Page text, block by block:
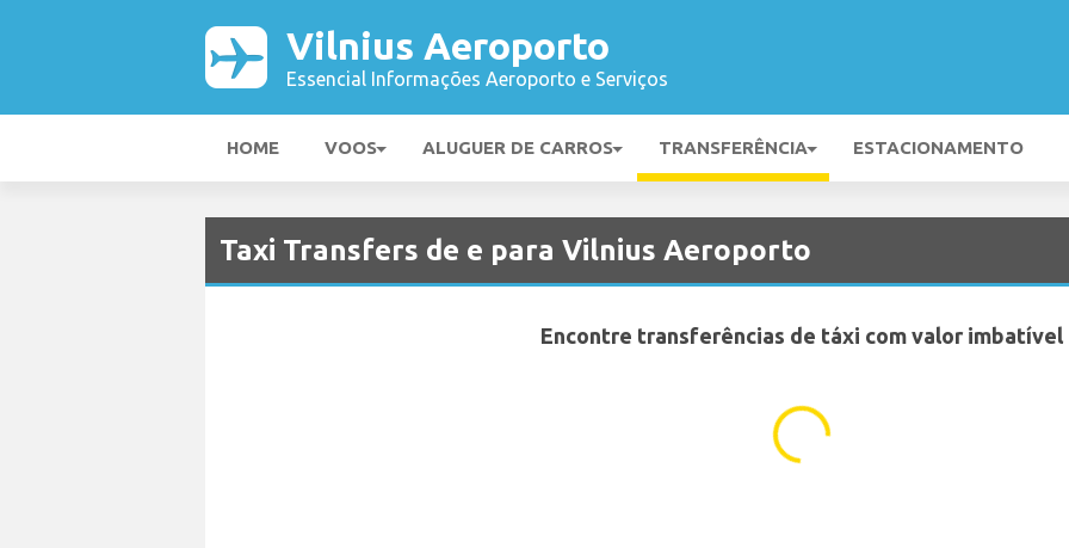
Vilnius Aeroporto
Essencial Informações Aeroporto e Serviços
HOME VOOS ALUGUER DE CARROS TRANSFERÊNCIA ESTACIONAMENTO
Taxi Transfers de e para Vilnius Aeroporto
Encontre transferências de táxi com valor imbatível